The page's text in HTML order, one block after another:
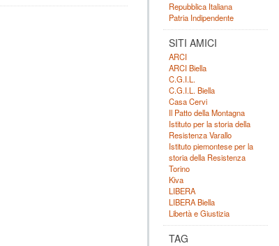
Repubblica Italiana
Patria Indipendente
SITI AMICI
ARCI
ARCI Biella
C.G.I.L.
C.G.I.L. Biella
Casa Cervi
Il Patto della Montagna
Istituto per la storia della
Resistenza Varallo
Istituto piemontese per la
storia della Resistenza
Torino
Kiva
LIBERA
LIBERA Biella
Libertà e Giustizia
TAG